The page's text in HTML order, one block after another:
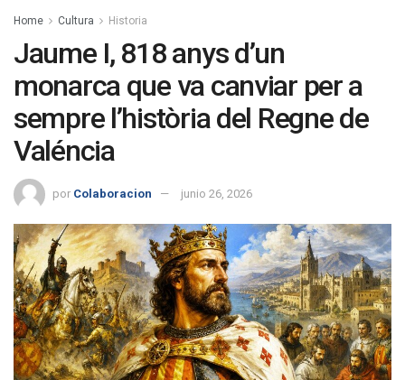
Home Cultura Historia
Jaume I, 818 anys d’un
monarca que va canviar per a
sempre l’història del Regne de
Valéncia
por Colaboracion junio 26, 2026